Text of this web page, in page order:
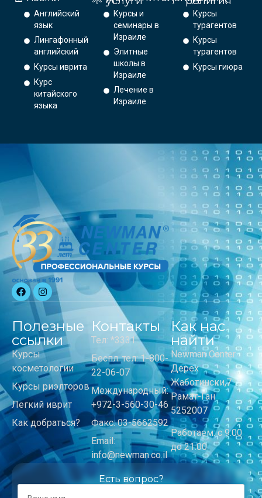
Английский
язык
Лингафонный
английский
Курсы иврита
Курс
китайского
языка
Курсы и
семинары в
Израиле
Элитные
школы в
Израиле
Лечение в
Израиле
Курсы
турагентов
Курсы
турагентов
Курсы гиюра
Полезные
ссылки
Курсы
косметологии
Курсы риэлторов
Легкий иврит
Как добраться?
Контакты
Тел: *3331
Беспл. тел: 1-800-
22-06-07
Международный:
+972-3-560-30-46
Факс: 03-5662592
Email:
info@newman.co.il
Как нас
найти
Newman Center
Дерех
Жаботински,7
Рамат-Ган
5252007
Работаем: с 9:00
до 21:00
Есть вопрос?